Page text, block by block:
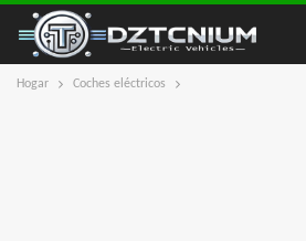
Hogar Coches eléctricos